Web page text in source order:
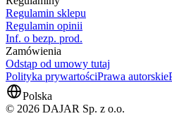
Regulamin sklepu
Regulamin opinii
Inf. o bezp. prod.
Zamówienia
Odstąp od umowy tutaj
Polityka prywartościPrawa autorskie
Polska
© 2026 DAJAR Sp. z o.o.